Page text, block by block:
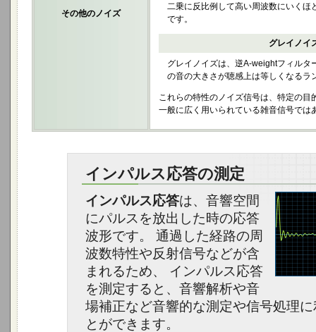
その他のノイズ
二乗に反比例して高い周波数にいくほ
です。
グレイノイ
グレイノイズは、逆A-weightフィルタ
の音の大きさが聴感上は等しくなるラ
これらの特性のノイズ信号は、特定の目
一般に広く用いられている雑音信号では
インパルス応答の測定
インパルス応答は、音響空間
にパルスを放出した時の応答
波形です。 通過した経路の周
波数特性や反射信号などが含
まれるため、 インパルス応答
を測定すると、音響解析や音
場補正など音響的な測定や信号処理
とができます。